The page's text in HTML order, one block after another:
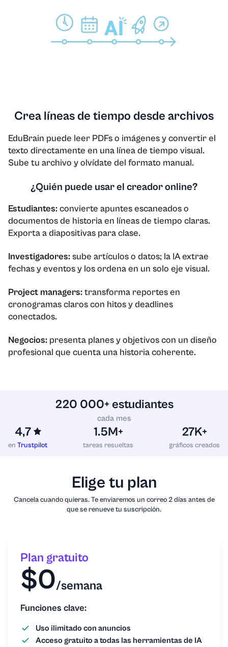
Crea líneas de tiempo desde archivos
EduBrain puede leer PDFs o imágenes y convertir el
texto directamente en una línea de tiempo visual.
Sube tu archivo y olvídate del formato manual.
¿Quién puede usar el creador online?
Estudiantes:convierte apuntes escaneados o
documentos de historia en líneas de tiempo claras.
Exporta a diapositivas para clase.
Investigadores:sube artículos o datos; la IA extrae
fechas y eventos y los ordena en un solo eje visual.
Project managers:transforma reportes en
cronogramas claros con hitos y deadlines
conectados.
Negocios: presenta planes y objetivos con un diseño
profesional que cuenta una historia coherente.
220 000+ estudiantes
cada mes
4,7
en Trustpilot
1.5M+
tareas resueltas
27K+
gráficos creados
Elige tu plan
Cancela cuando quieras. Te enviaremos un correo 2 días antes de
que se renueve tu suscripción.
Plan gratuito
$0/semana
Funciones clave:
Uso ilimitado con anuncios
Acceso gratuito a todas las herramientas de IA